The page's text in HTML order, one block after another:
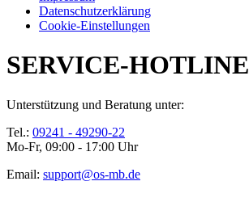
Datenschutzerklärung
Cookie-Einstellungen
SERVICE-HOTLINE
Unterstützung und Beratung unter:
Tel.: 09241 - 49290-22
Mo-Fr, 09:00 - 17:00 Uhr
Email: support@os-mb.de